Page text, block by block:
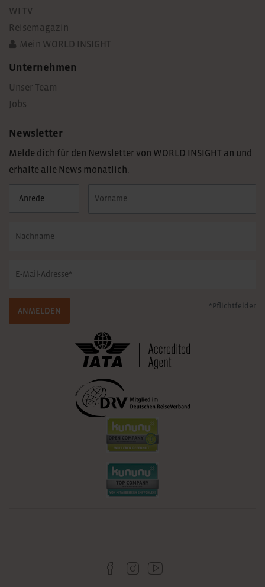
WI TV
Reisemagazin
Mein WORLD INSIGHT
Unternehmen
Unser Team
Jobs
Newsletter
Melde dich für den Newsletter von WORLD INSIGHT an und
erhalte alle News monatlich.
ANMELDEN
*Pflichtfelder